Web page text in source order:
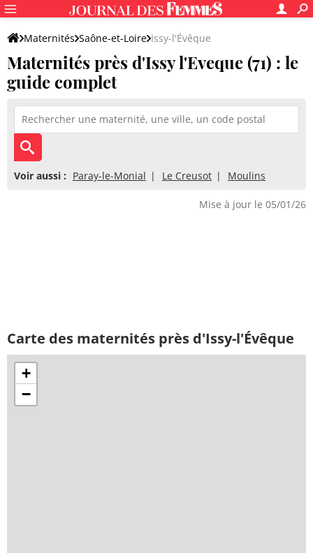
Maternités Saône-et-Loire Issy-l'Évêque
Maternités près d'Issy l'Eveque (71) : le
guide complet
Voir aussi : Paray-le-Monial Le Creusot Moulins
Mise à jour le 05/01/26
Carte des maternités près d'Issy-l'Évêque
+
−